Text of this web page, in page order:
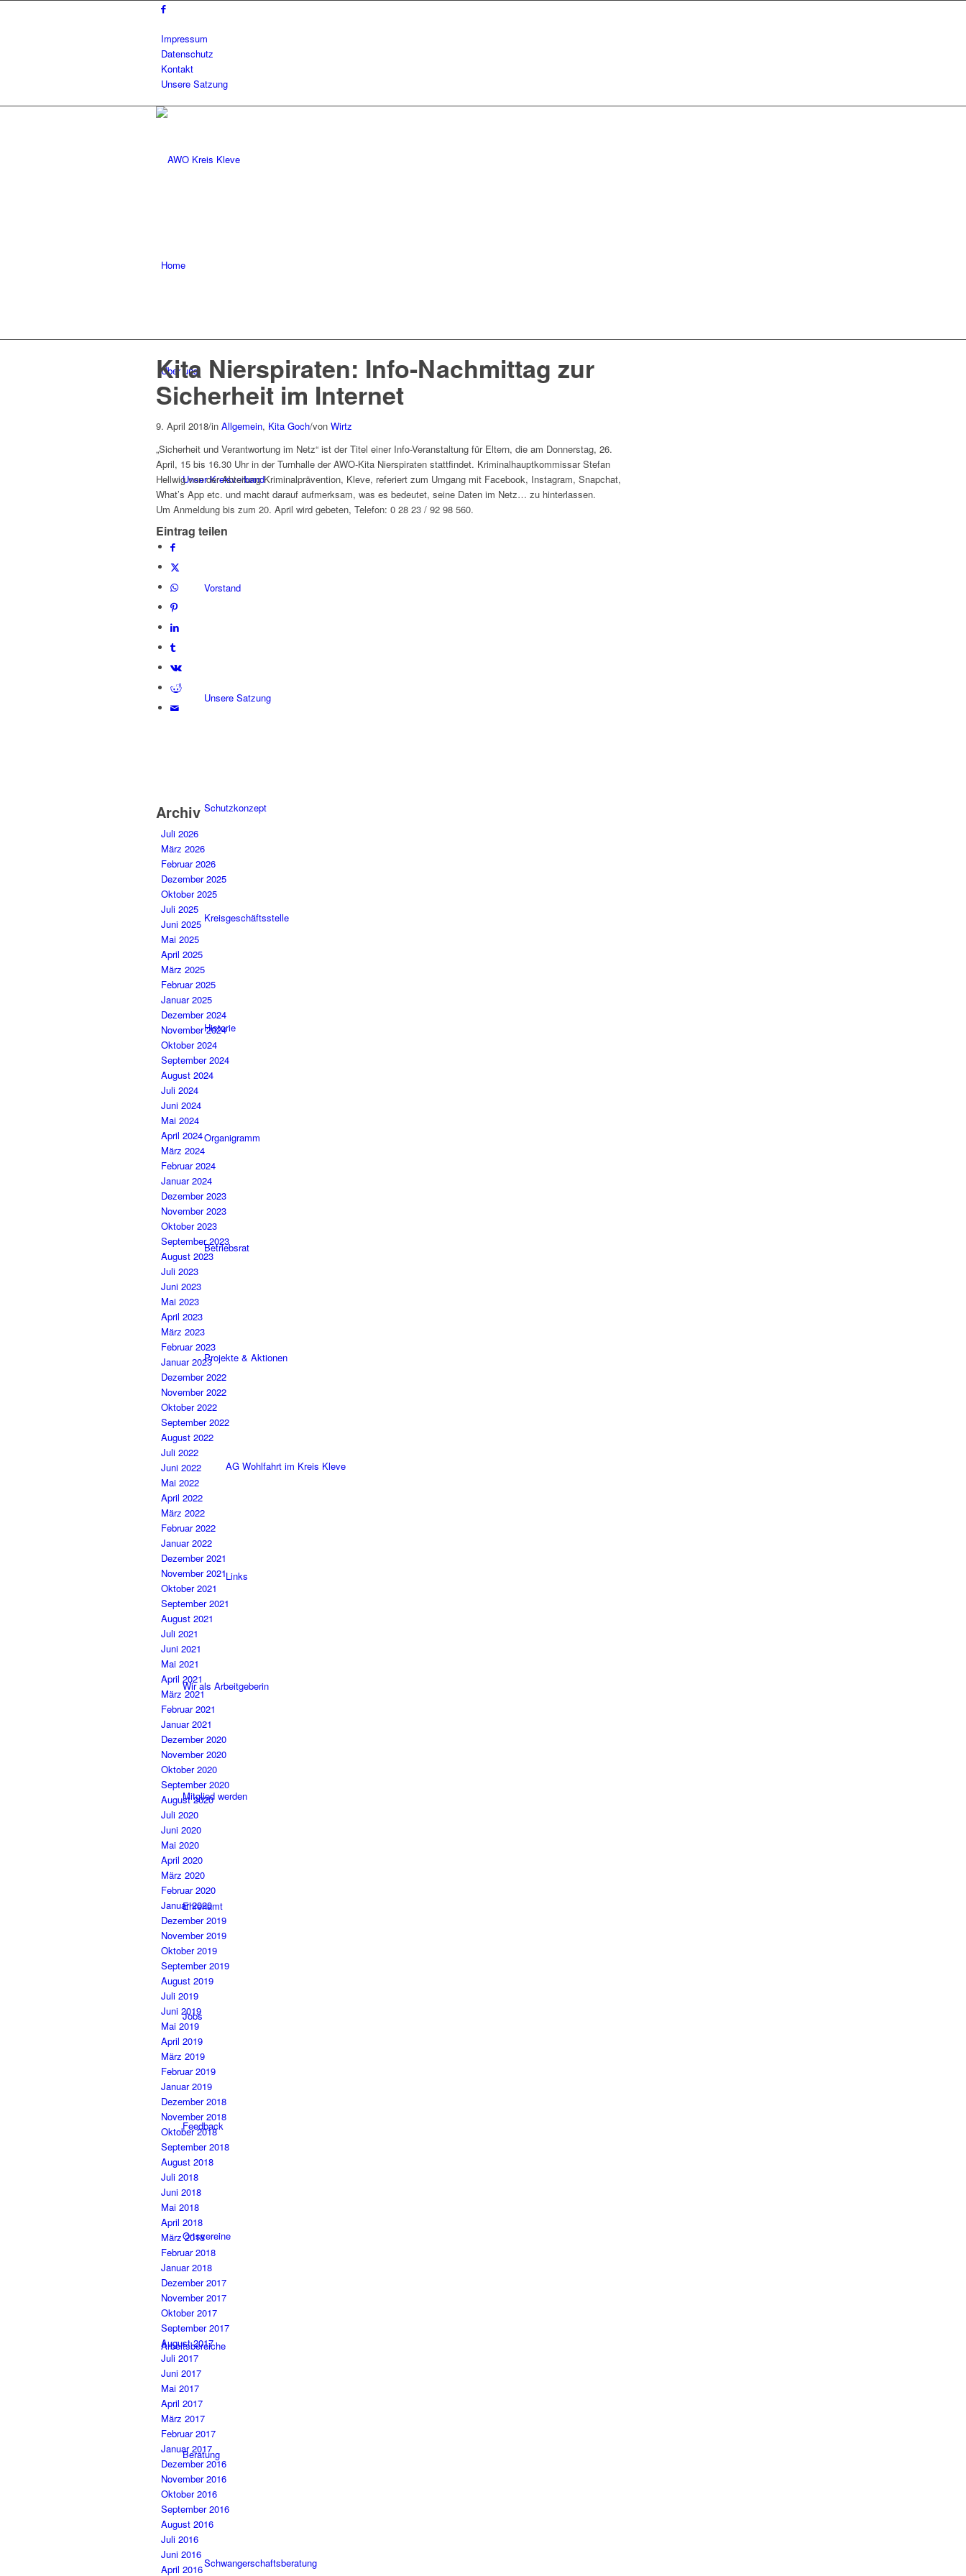
Impressum
Datenschutz
Kontakt
Unsere Satzung
Home
Über uns
Unser Kreisverband
Vorstand
Unsere Satzung
Schutzkonzept
Kreisgeschäftsstelle
Historie
Organigramm
Betriebsrat
Projekte & Aktionen
AG Wohlfahrt im Kreis Kleve
Links
Wir als Arbeitgeberin
Mitglied werden
Ehrenamt
Jobs
Feedback
Ortsvereine
Arbeitsbereiche
Beratung
Schwangerschaftsberatung
Kita Nierspiraten: Info-Nachmittag zur
Sicherheit im Internet
9. April 2018/in Allgemein, Kita Goch/von Wirtz
„Sicherheit und Verantwortung im Netz“ ist der Titel einer Info-Veranstaltung für Eltern, die am Donnerstag, 26.
April, 15 bis 16.30 Uhr in der Turnhalle der AWO-Kita Nierspiraten stattfindet. Kriminalhauptkommissar Stefan
Hellwig von der Abteilung Kriminalprävention, Kleve, referiert zum Umgang mit Facebook, Instagram, Snapchat,
What’s App etc. und macht darauf aufmerksam, was es bedeutet, seine Daten im Netz… zu hinterlassen.
Um Anmeldung bis zum 20. April wird gebeten, Telefon: 0 28 23 / 92 98 560.
Eintrag teilen
Archiv
Juli 2026
März 2026
Februar 2026
Dezember 2025
Oktober 2025
Juli 2025
Juni 2025
Mai 2025
April 2025
März 2025
Februar 2025
Januar 2025
Dezember 2024
November 2024
Oktober 2024
September 2024
August 2024
Juli 2024
Juni 2024
Mai 2024
April 2024
März 2024
Februar 2024
Januar 2024
Dezember 2023
November 2023
Oktober 2023
September 2023
August 2023
Juli 2023
Juni 2023
Mai 2023
April 2023
März 2023
Februar 2023
Januar 2023
Dezember 2022
November 2022
Oktober 2022
September 2022
August 2022
Juli 2022
Juni 2022
Mai 2022
April 2022
März 2022
Februar 2022
Januar 2022
Dezember 2021
November 2021
Oktober 2021
September 2021
August 2021
Juli 2021
Juni 2021
Mai 2021
April 2021
März 2021
Februar 2021
Januar 2021
Dezember 2020
November 2020
Oktober 2020
September 2020
August 2020
Juli 2020
Juni 2020
Mai 2020
April 2020
März 2020
Februar 2020
Januar 2020
Dezember 2019
November 2019
Oktober 2019
September 2019
August 2019
Juli 2019
Juni 2019
Mai 2019
April 2019
März 2019
Februar 2019
Januar 2019
Dezember 2018
November 2018
Oktober 2018
September 2018
August 2018
Juli 2018
Juni 2018
Mai 2018
April 2018
März 2018
Februar 2018
Januar 2018
Dezember 2017
November 2017
Oktober 2017
September 2017
August 2017
Juli 2017
Juni 2017
Mai 2017
April 2017
März 2017
Februar 2017
Januar 2017
Dezember 2016
November 2016
Oktober 2016
September 2016
August 2016
Juli 2016
Juni 2016
April 2016